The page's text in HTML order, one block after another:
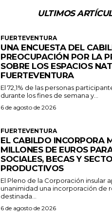
ULTIMOS
FUERTEVENTURA
UNA ENCUESTA DEL
PREOCUPACIÓN POR LA
SOBRE LOS ESPACIOS
FUERTEVENTURA
El 72,1% de las personas
durante los fines de semana y...
6 de agosto de 2026
FUERTEVENTURA
EL CABILDO INCORPORA
MILLONES DE EUROS
SOCIALES, BECAS Y
PRODUCTIVOS
El Pleno de la Corporación insular
unanimidad una incorporación de
destinada...
6 de agosto de 2026